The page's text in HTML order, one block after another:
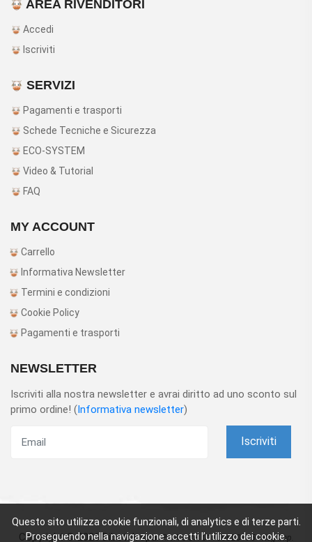
Questo sito utilizza cookie funzionali, di analytics e di terze parti.
Proseguendo nella navigazione accetti l’utilizzo dei cookie.
AREA RIVENDITORI
Accedi
Iscriviti
SERVIZI
Pagamenti e trasporti
Schede Tecniche e Sicurezza
ECO-SYSTEM
Video & Tutorial
FAQ
MY ACCOUNT
Carrello
Informativa Newsletter
Termini e condizioni
Cookie Policy
Pagamenti e trasporti
NEWSLETTER
Iscriviti alla nostra newsletter e avrai diritto ad uno sconto sul
primo ordine! (Informativa newsletter)
Iscriviti
Copyright © 2026 Dibotek spa.P.IVA e CF: 01160820195 - Reg Imp.